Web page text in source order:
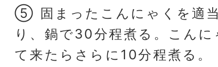
⑤ 固まったこんにゃくを適
り、鍋で30分程煮る。こん
て来たらさらに10分程煮る。